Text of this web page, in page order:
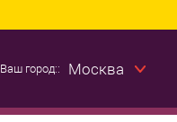
Ваш город:: Москва